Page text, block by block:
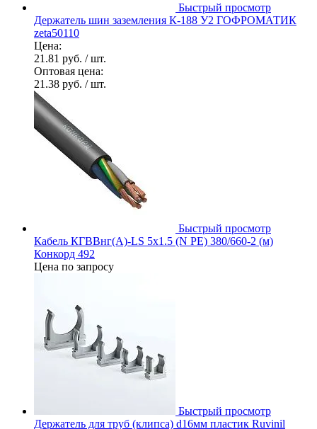
Быстрый просмотр
Держатель шин заземления К-188 У2 ГОФРОМАТИК
zeta50110
Цена:
21.81 руб. / шт.
Оптовая цена:
21.38 руб. / шт.
Быстрый просмотр
Кабель КГВВнг(А)-LS 5х1.5 (N PE) 380/660-2 (м)
Конкорд 492
Цена по запросу
Быстрый просмотр
Держатель для труб (клипса) d16мм пластик Ruvinil